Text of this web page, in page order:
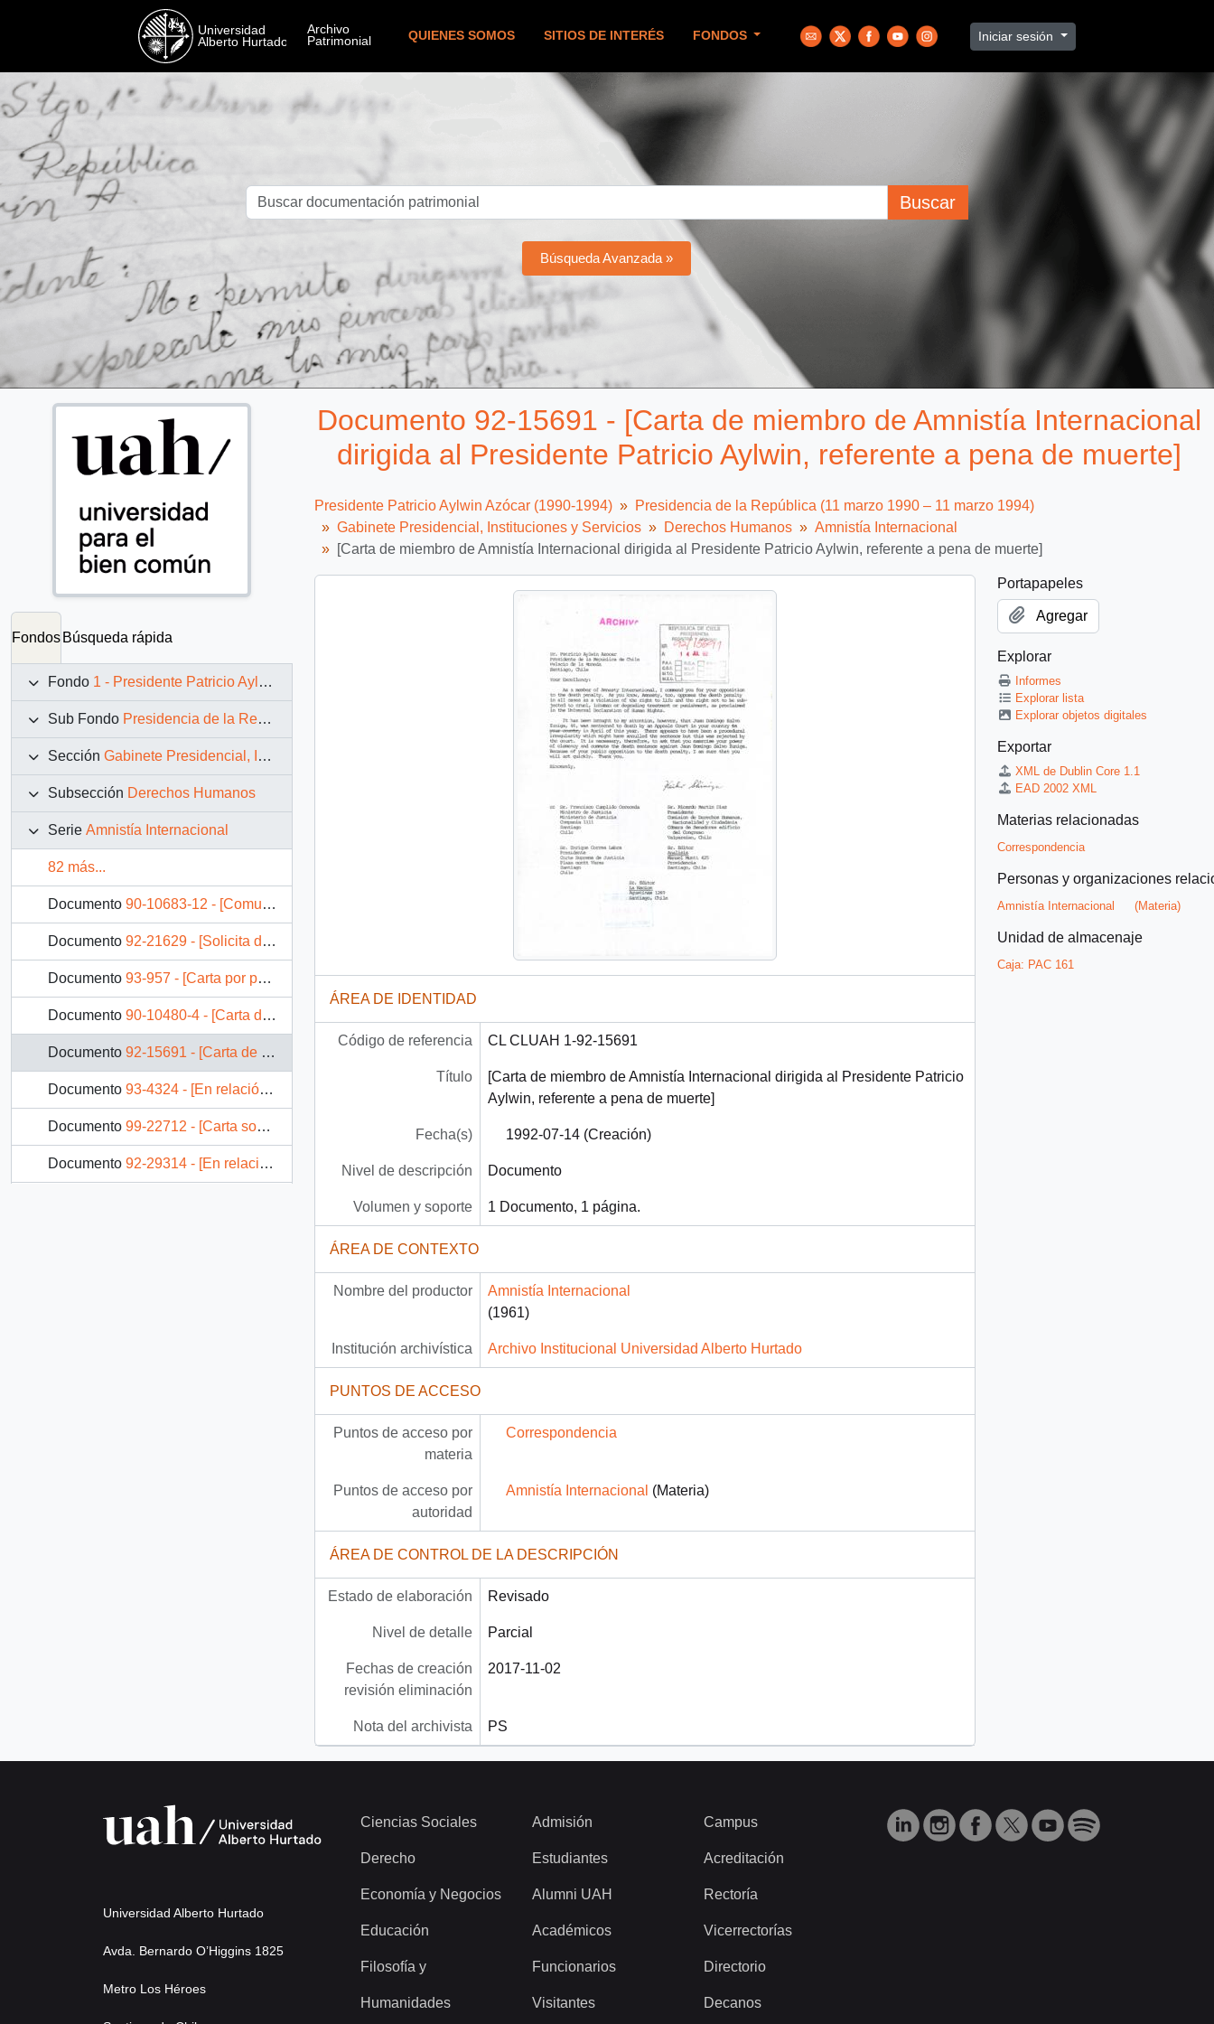
QUIENES SOMOS SITIOS DE INTERÉS FONDOS Iniciar sesión
Buscar
Búsqueda Avanzada »
Fondos Búsqueda rápida
Fondo 1 - Presidente Patricio Aylwin Azócar (1990-1994)
Sub Fondo Presidencia de la República (11 marzo 1990 – 11 marzo 1994)
Sección Gabinete Presidencial, Instituciones y Servicios
Subsección Derechos Humanos
Serie Amnistía Internacional
82 más...
Documento 90-10683-12 - [Comunica su satisfacción por las reformas de un juicio justo a los presos políticos y la intención de abolir la pena de muerte en Chile]
Documento 92-21629 - [Solicita detener pena de muerte de tres estudiantes peruanos]
Documento 93-957 - [Carta por petición de derogación de Ley de Amnistía de 1978]
Documento 90-10480-4 - [Carta de los miembros de Amnistía Internacional]
Documento 92-15691 - [Carta de miembro de Amnistía Internacional dirigida al Presidente Patricio Aylwin, referente a pena de muerte]
Documento 93-4324 - [En relación al caso de Nelson Curiñir]
Documento 99-22712 - [Carta sobre conmutación de pena de muerte]
Documento 92-29314 - [En relación al caso de Nelson Curiñir]
Documento 92-15691 - [Carta de miembro de Amnistía Internacional
dirigida al Presidente Patricio Aylwin, referente a pena de muerte]
Presidente Patricio Aylwin Azócar (1990-1994)
Presidencia de la República (11 marzo 1990 – 11 marzo 1994)
Gabinete Presidencial, Instituciones y Servicios
Derechos Humanos
Amnistía Internacional
[Carta de miembro de Amnistía Internacional dirigida al Presidente Patricio Aylwin, referente a pena de muerte]
ÁREA DE IDENTIDAD
Código de referencia CL CLUAH 1-92-15691
Título
[Carta de miembro de Amnistía Internacional dirigida al Presidente Patricio
Aylwin, referente a pena de muerte]
Fecha(s) 1992-07-14 (Creación)
Nivel de descripción Documento
Volumen y soporte 1 Documento, 1 página.
ÁREA DE CONTEXTO
Nombre del productor
Amnistía Internacional
(1961)
Institución archivística Archivo Institucional Universidad Alberto Hurtado
PUNTOS DE ACCESO
Puntos de acceso por
materia
Correspondencia
Puntos de acceso por
autoridad
Amnistía Internacional (Materia)
ÁREA DE CONTROL DE LA DESCRIPCIÓN
Estado de elaboración Revisado
Nivel de detalle Parcial
Fechas de creación
revisión eliminación
2017-11-02
Nota del archivista PS
Portapapeles
Agregar
Explorar
Informes
Explorar lista
Explorar objetos digitales
Exportar
XML de Dublin Core 1.1
EAD 2002 XML
Materias relacionadas
Correspondencia
Personas y organizaciones
Amnistía Internacional (Materia)
Unidad de almacenaje
Caja: PAC 161
Universidad Alberto Hurtado
Avda. Bernardo O’Higgins 1825
Metro Los Héroes
Ciencias Sociales
Derecho
Economía y Negocios
Educación
Filosofía y
Humanidades
Admisión
Estudiantes
Alumni UAH
Académicos
Funcionarios
Visitantes
Campus
Acreditación
Rectoría
Vicerrectorías
Directorio
Decanos